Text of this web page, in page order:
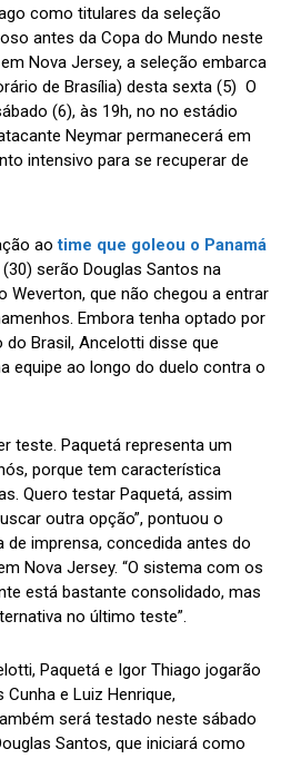
como titulares da seleção
antes da Copa do Mundo neste
Nova Jersey, a seleção embarca
de Brasília) desta sexta (5) O
(6), às 19h, no no estádio
Neymar permanecerá em
intensivo para se recuperar de
aotime que goleou o Panamá
serão Douglas Santos na
Weverton, que não chegou a entrar
Embora tenha optado por
Brasil, Ancelotti disse que
equipe ao longo do duelo contra o
teste. Paquetá representa um
porque tem característica
Quero testar Paquetá, assim
outra opção”, pontuou o
imprensa, concedida antes do
Nova Jersey. “O sistema com os
está bastante consolidado, mas
no último teste”.
Paquetá e Igor Thiago jogarão
e Luiz Henrique,
será testado neste sábado
Santos, que iniciará como